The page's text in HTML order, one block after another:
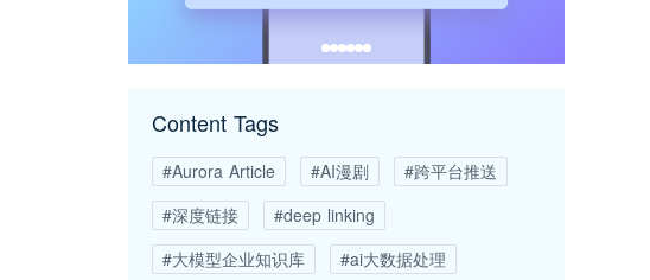
Content Tags
#Aurora Article #AI漫剧
#跨平台推送
#深度链接
#deep linking
#大模型企业知识库
#ai大数据处理